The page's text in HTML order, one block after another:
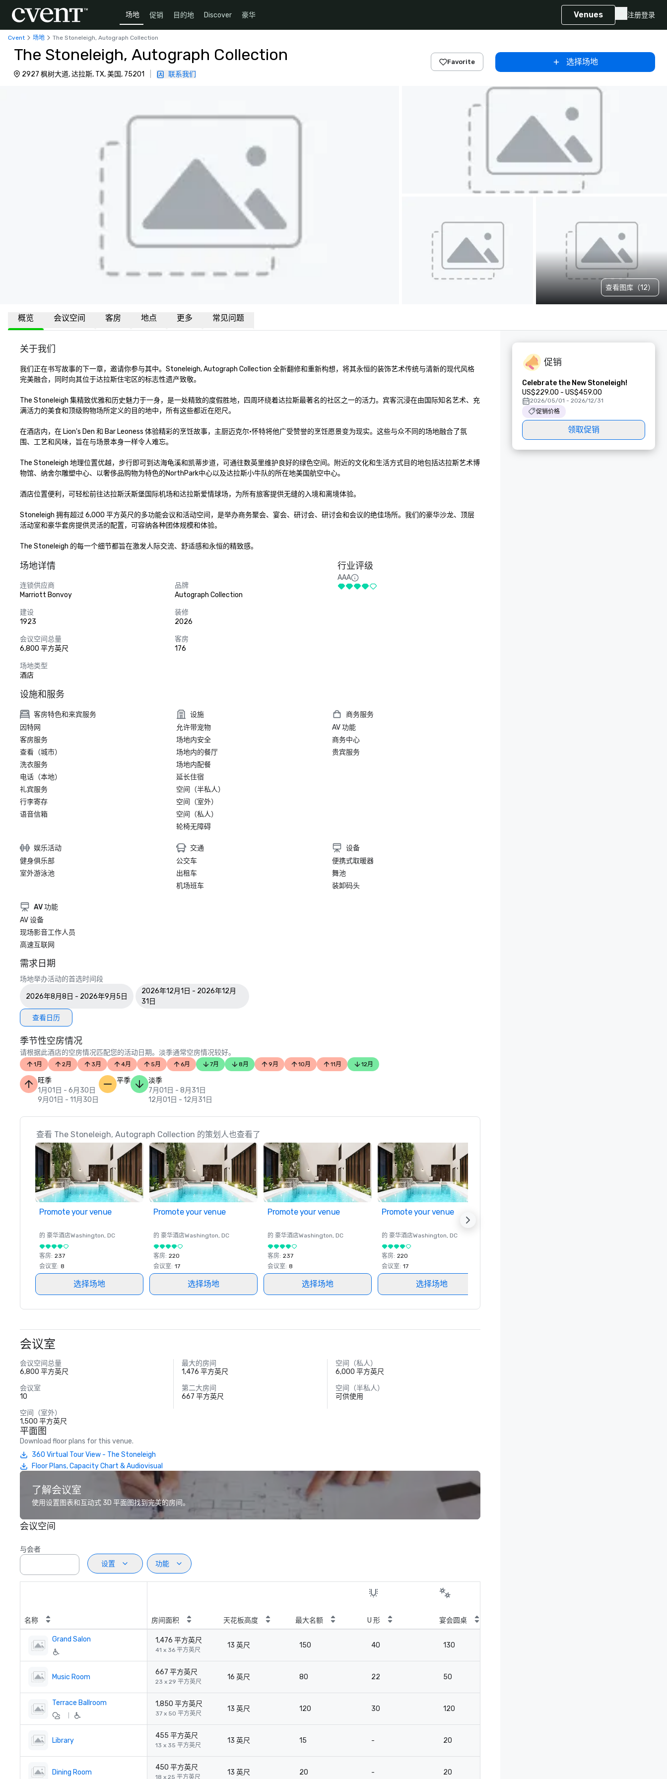
场地 促销 目的地 Discover 豪华 Venues 注册登录
Cvent 场地 The Stoneleigh, Autograph Collection
The Stoneleigh, Autograph Collection
2927 枫树大道, 达拉斯, TX, 美国, 75201 联系我们
Favorite 选择场地
查看图库（12）
概览 会议空间 客房 地点 更多 常见问题
关于我们
我们正在书写故事的下一章，邀请你参与其中。Stoneleigh, Autograph Collection 全新翻修和重新构想，将其永恒的装饰艺术传统与清新的现代风格
完美融合，同时向其位于达拉斯住宅区的标志性遗产致敬。
The Stoneleigh 集精致优雅和历史魅力于一身，是一处精致的度假胜地，四周环绕着达拉斯最著名的社区之一的活力。宾客沉浸在由国际知名艺术、充
满活力的美食和顶级购物场所定义的目的地中，所有这些都近在咫尺。
在酒店内，在 Lion's Den 和 Bar Leoness 体验精彩的烹饪故事，主厨迈克尔·怀特将他广受赞誉的烹饪愿景变为现实。这些与众不同的场地融合了氛
围、工艺和风味，旨在与场景本身一样令人难忘。
The Stoneleigh 地理位置优越，步行即可到达海龟溪和凯蒂步道，可通往数英里维护良好的绿色空间。附近的文化和生活方式目的地包括达拉斯艺术博
物馆、纳舍尔雕塑中心、以奢侈品购物为特色的NorthPark中心以及达拉斯小牛队的所在地美国航空中心。
酒店位置便利，可轻松前往达拉斯沃斯堡国际机场和达拉斯爱情球场，为所有旅客提供无缝的入境和离境体验。
Stoneleigh 拥有超过 6,000 平方英尺的多功能会议和活动空间，是举办商务聚会、宴会、研讨会、研讨会和会议的绝佳场所。我们的豪华沙龙、顶层
活动室和豪华套房提供灵活的配置，可容纳各种团体规模和体验。
The Stoneleigh 的每一个细节都旨在激发人际交流、舒适感和永恒的精致感。
场地详情
连锁供应商
Marriott Bonvoy
品牌
Autograph Collection
建设
1923
装修
2026
会议空间总量
6,800 平方英尺
客房
176
场地类型
酒店
行业评级
AAA
设施和服务
客房特色和来宾服务
因特网
客房服务
查看（城市）
洗衣服务
电话（本地）
礼宾服务
行李寄存
语音信箱
设施
允许带宠物
场地内安全
场地内的餐厅
场地内配餐
延长住宿
空间（半私人）
空间（室外）
空间（私人）
轮椅无障碍
商务服务
AV 功能
商务中心
贵宾服务
娱乐活动
健身俱乐部
室外游泳池
交通
公交车
出租车
机场班车
设备
便携式取暖器
舞池
装卸码头
AV 功能
AV 设备
现场影音工作人员
高速互联网
需求日期
场地举办活动的首选时间段
2026年8月8日 - 2026年9月5日
2026年12月1日 - 2026年12月
31日
查看日历
季节性空房情况
请根据此酒店的空房情况匹配您的活动日期。淡季通常空房情况较好。
1月 2月 3月 4月 5月 6月 7月 8月 9月 10月 11月 12月
旺季
1月01日 - 6月30日
9月01日 - 11月30日
平季
淡季
7月01日 - 8月31日
12月01日 - 12月31日
查看 The Stoneleigh, Autograph Collection 的策划人也查看了
Promote your venue
的 豪华酒店Washington, DC
客房: 237
会议室: 8
选择场地
Promote your venue
的 豪华酒店Washington, DC
客房: 220
会议室: 17
选择场地
Promote your venue
的 豪华酒店Washington, DC
客房: 237
会议室: 8
选择场地
Promote your venue
的 豪华酒店Washington, DC
客房: 220
会议室: 17
选择场地
会议室
会议空间总量
6,800 平方英尺
最大的房间
1,476 平方英尺
空间（私人）
6,000 平方英尺
会议室
10
第二大房间
667 平方英尺
空间（半私人）
可供使用
空间（室外）
1,500 平方英尺
平面图
Download floor plans for this venue.
360 Virtual Tour View - The Stoneleigh
Floor Plans, Capacity Chart & Audiovisual
了解会议室
使用设置图表和互动式 3D 平面图找到完美的房间。
会议空间
与会者
设置
功能
名称 房间面积 天花板高度 最大名额 U 形 宴会圆桌
Grand Salon 1,476 平方英尺
41 x 36 平方英尺
13 英尺 150 40 130
Music Room
667 平方英尺
23 x 29 平方英尺
16 英尺 80 22 50
Terrace Ballroom 1,850 平方英尺
37 x 50 平方英尺
13 英尺 120 30 120
Library
455 平方英尺
13 x 35 平方英尺
13 英尺 15 - 20
Dining Room
450 平方英尺
18 x 25 平方英尺
13 英尺 20 - 20
促销
Celebrate the New Stoneleigh!
US$229.00 - US$459.00
2026/05/01 - 2026/12/31
促销价格
领取促销